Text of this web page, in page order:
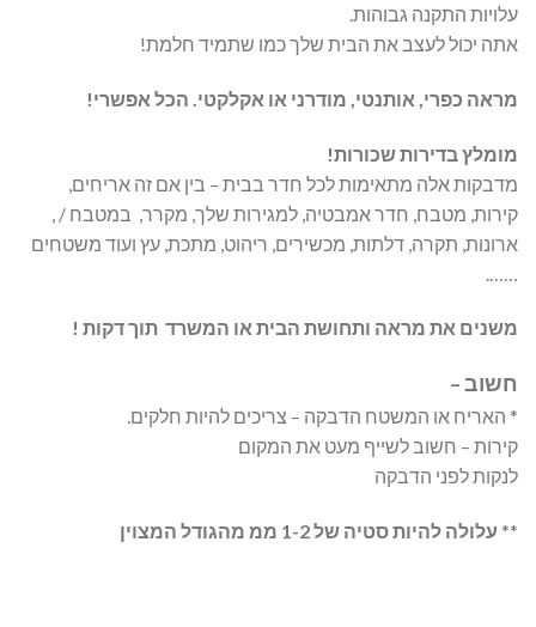
עלויות התקנה גבוהות.
אתה יכול לעצב את הבית שלך כמו שתמיד חלמת!
מראה כפרי, אותנטי, מודרני או אקלקטי. הכל אפשרי!
מומלץ בדירות שכורות!
מדבקות אלה מתאימות לכל חדר בבית – בין אם זה אריחים,
קירות, מטבח, חדר אמבטיה, למגירות שלך, מקרר, במטבח / ,
ארונות, תקרה, דלתות, מכשירים, ריהוט, מתכת, עץ ועוד משטחים
משנים את מראה ותחושת הבית או המשרד תוך דקות !
חשוב –
* האריח או המשטח הדבקה – צריכים להיות חלקים.
קירות – חשוב לשייף מעט את המקום
לנקות לפני הדבקה
** עלולה להיות סטיה של 1-2 ממ מהגודל המצוין